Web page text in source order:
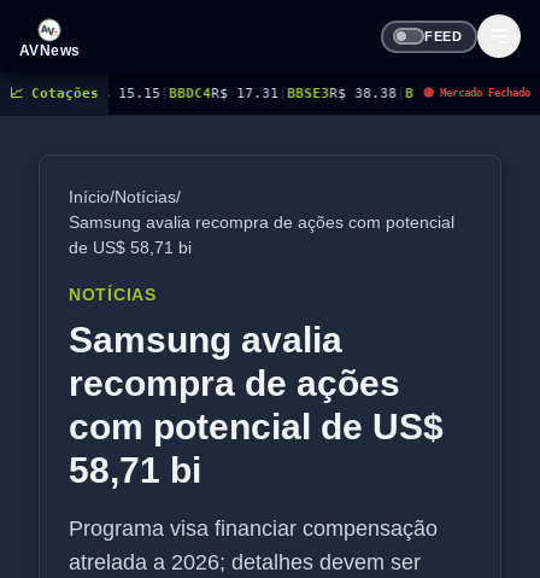
AVNews
FEED
📈 Cotações
15.15|BBDC4 R$ 17.31 |BBSE3R$ 38.38 |BEES3R$ 8.78| BEES4R$ 9.16|
🔴 Mercado Fechado
Início/Notícias/
Samsung avalia recompra de ações com potencial
de US$ 58,71 bi
NOTÍCIAS
Samsung avalia
recompra de ações
com potencial de US$
58,71 bi
Programa visa financiar compensação
atrelada a 2026; detalhes devem ser